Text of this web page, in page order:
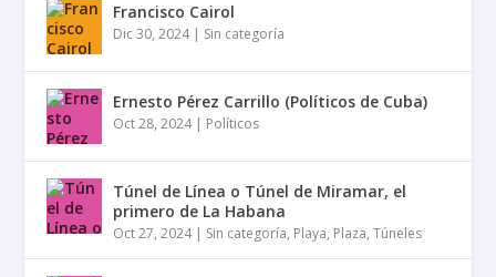
Francisco Cairol
Dic 30, 2024| Sin categoría
Ernesto Pérez Carrillo (Políticos de Cuba)
Oct 28, 2024| Políticos
Túnel de Línea o Túnel de Miramar, el
primero de La Habana
Oct 27, 2024| Sin categoría, Playa, Plaza,Túneles